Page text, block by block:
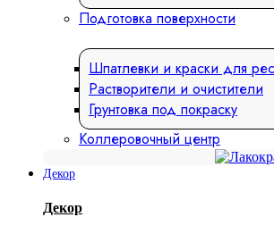
Подготовка поверхности
Шпатлевки и краски для
Растворители и очистители
Грунтовка под покраску
Коллеровочный центр
Декор
Декор